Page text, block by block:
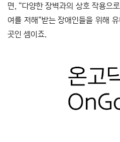
면, “다양한 장벽과의 상호 작용으
여를 저해”받는 장애인들을 위해
곳인 셈이죠.